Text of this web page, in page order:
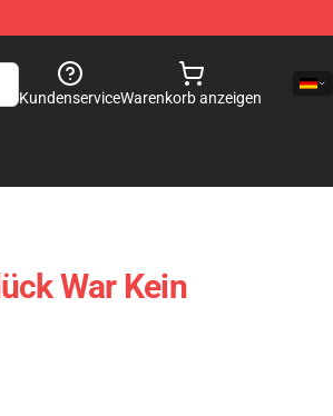
KundenserviceWarenkorb anzeigen
War Kein